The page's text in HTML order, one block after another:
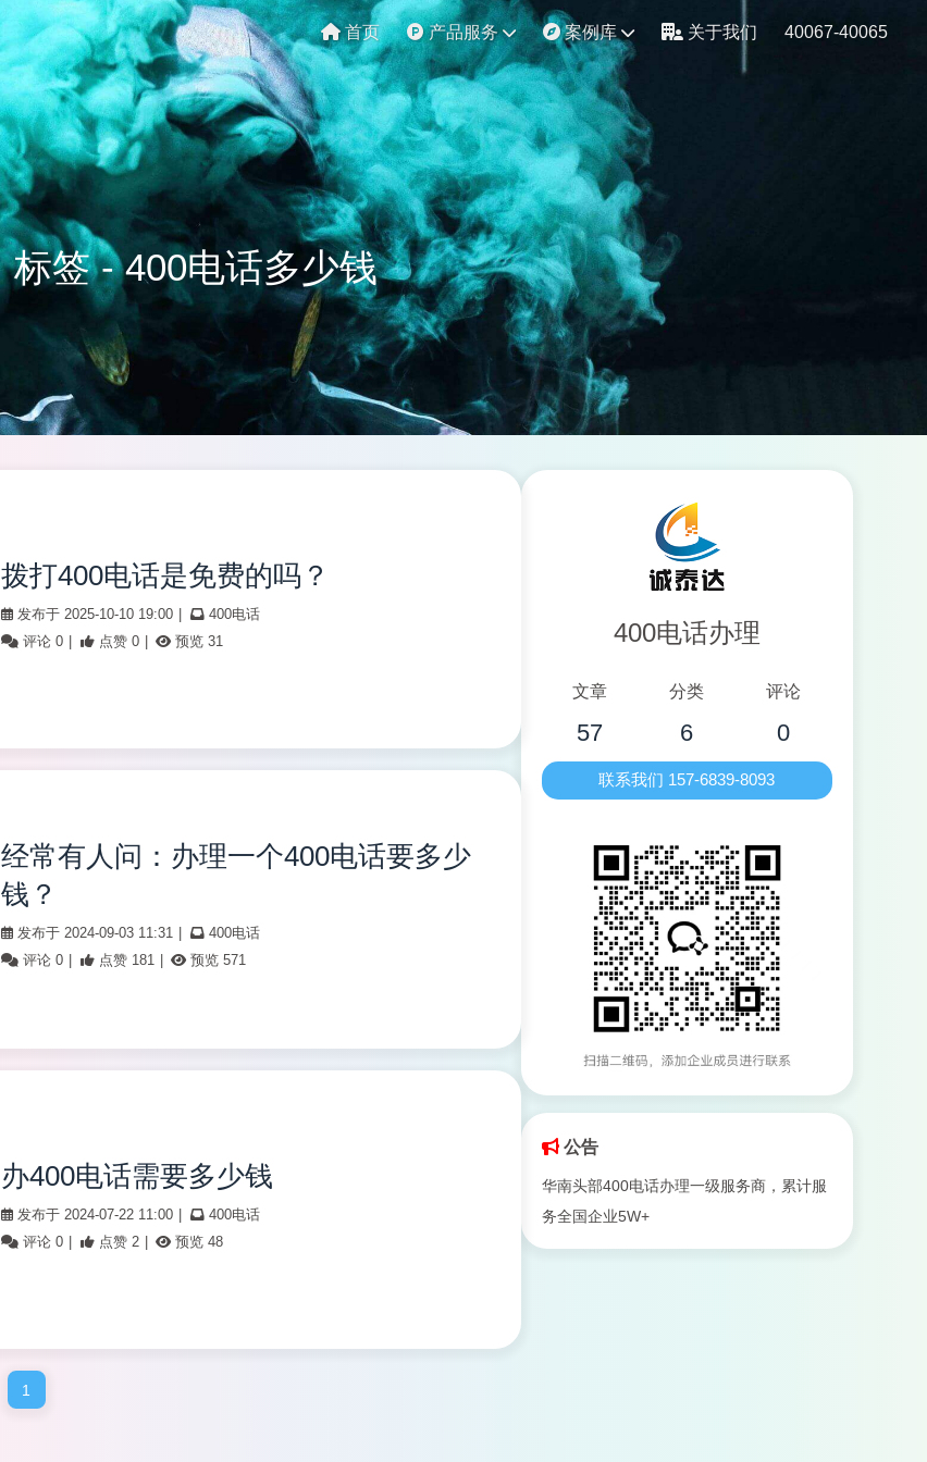
首页 产品服务 案例库 关于我们 40067-40065
标签 - 400电话多少钱
拨打400电话是免费的吗？
发布于 2025-10-10 19:00
400电话
评论 0
点赞 0 预览 31
经常有人问：办理一个400电话要多少
钱？
发布于 2024-09-03 11:31
400电话
评论 0
点赞 181 预览 571
办400电话需要多少钱
发布于 2024-07-22 11:00
400电话
评论 0
点赞 2 预览 48
1
400电话办理
文章
57
分类
6
评论
0
联系我们 157-6839-8093
公告
华南头部400电话办理一级服务商，累计服
务全国企业5W+